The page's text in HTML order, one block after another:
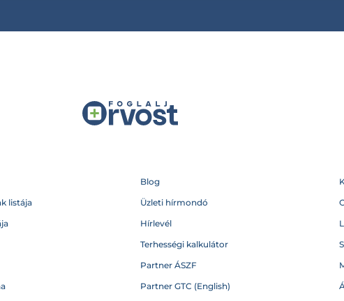
listája
Blog
Üzleti hírmondó
Hírlevél
Terhességi kalkulátor
Partner ÁSZF
Partner GTC (English)